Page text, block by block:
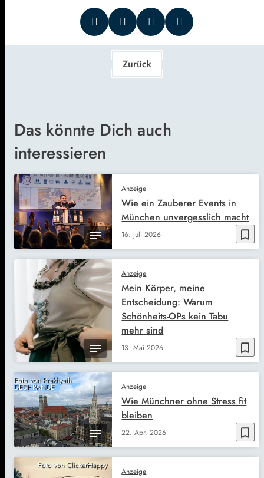
Zurück
Das könnte Dich auch
interessieren
bookmark_border
Anzeige
16. Juli 2026
Wie ein Zauberer Events in
München unvergesslich macht
bookmark_border
Anzeige
13. Mai 2026
Mein Körper, meine
Entscheidung: Warum
Schönheits-OPs kein Tabu
mehr sind
Foto von Prakhyath
DESHPANDE
bookmark_border
Anzeige
22. Apr. 2026
Wie Münchner ohne Stress fit
bleiben
Foto von ClickerHappy
Anzeige